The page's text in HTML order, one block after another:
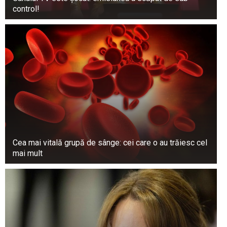
care îmi vor binele.” Acesta a fost mesajul ei.
Cătălin Scărlătescu a petrecut vara cu Elena.
Elena este o arhitectă în vârstă de 27 de ani din
Focșani. Celebrul bucătar o duce pe frumoasa
control!
Cea mai vitală grupă de sânge: cei care o au trăiesc cel
mai mult